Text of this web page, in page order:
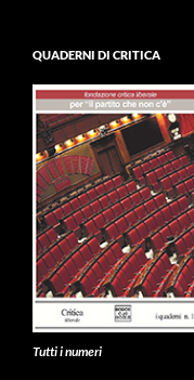
QUADERNI DI CRITICA
Tutti i numeri